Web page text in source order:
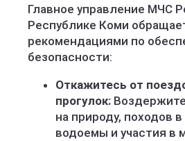
Главное управление МЧС
Республике Коми
рекомендациями по
безопасности:
Откажитесь от
прогулок:
на природу, походов
водоемы и участия в